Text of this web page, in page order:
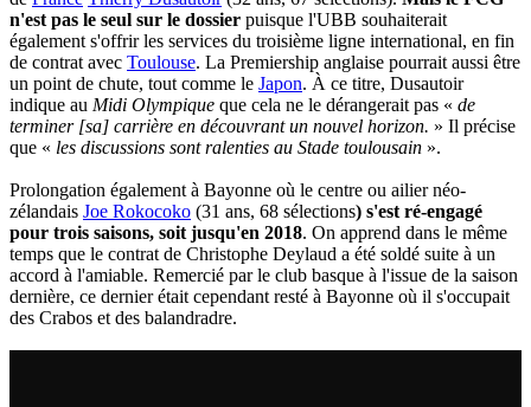
n'est pas le seul sur le dossier puisque l'UBB souhaiterait
également s'offrir les services du troisième ligne international, en fin
de contrat avec Toulouse. La Premiership anglaise pourrait aussi être
un point de chute, tout comme le Japon. À ce titre, Dusautoir
indique au Midi Olympique que cela ne le dérangerait pas « de
terminer [sa] carrière en découvrant un nouvel horizon. » Il précise
que « les discussions sont ralenties au Stade toulousain ».
Prolongation également à Bayonne où le centre ou ailier néo-
zélandais Joe Rokocoko (31 ans, 68 sélections) s'est ré-engagé
pour trois saisons, soit jusqu'en 2018. On apprend dans le même
temps que le contrat de Christophe Deylaud a été soldé suite à un
accord à l'amiable. Remercié par le club basque à l'issue de la saison
dernière, ce dernier était cependant resté à Bayonne où il s'occupait
des Crabos et des balandradre.